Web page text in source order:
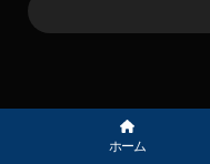
ホーム